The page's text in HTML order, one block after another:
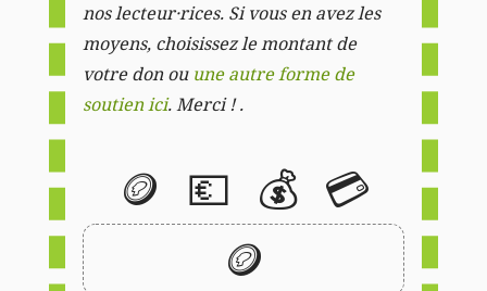
nos lecteur·rices. Si vous en avez les
moyens, choisissez le montant de
votre don ou une autre forme de
soutien ici. Merci ! .
🪙 💶 💰 💳
🪙